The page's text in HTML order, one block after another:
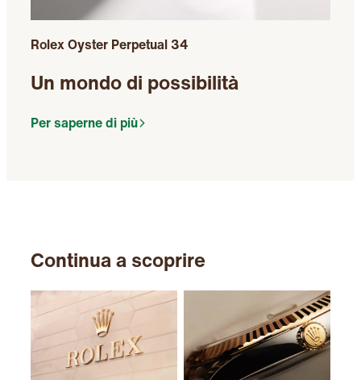
Rolex Oyster Perpetual 34
Un mondo di possibilità
Per saperne di più
Continua a scoprire